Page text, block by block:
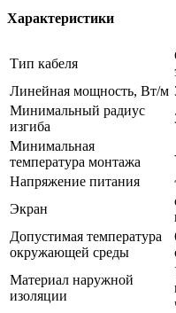
Характеристики
Тип кабеля
Линейная мощность, Вт/м
Минимальный радиус
изгиба
Минимальная
температура монтажа
Напряжение питания
Экран
Допустимая температура
окружающей среды
Материал наружной
изоляции